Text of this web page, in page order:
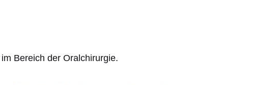
Bereich der Oralchirurgie.